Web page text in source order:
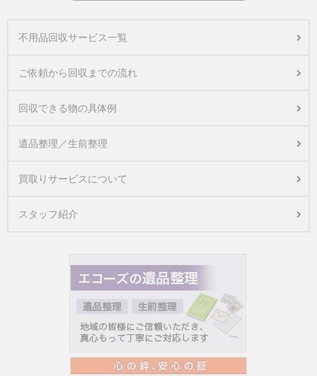
不用品回収サービス一覧
ご依頼から回収までの流れ
回収できる物の具体例
遺品整理／生前整理
買取りサービスについて
スタッフ紹介